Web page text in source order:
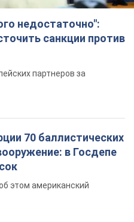
недостаточно":
санкции против
партнеров за
70 баллистических
в Госдепе
этом американский